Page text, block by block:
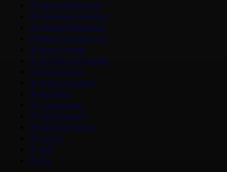
# Сергей Бурунов
# Сарик Андреасян
# Михаил Ефремов
# Иван Охлобыстин
# Влад Ценев
#Любовь Аксенова
# Милана Бру
#Зубастая няня
# Колобок
# Смешарики
# Чебурашка 3
# Матвей Лыков
#Холод
# НМГ
# док